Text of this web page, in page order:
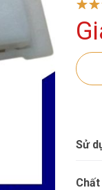
Sử